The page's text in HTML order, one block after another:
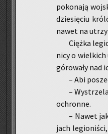
po­ko­na­ją
dzie­się­ciu
nawet na
Cięż­ka
ni­cy o wiel­kich
gó­ro­wa­ły nad
– Abi
–
ochron­ne.
– Nawet
jach